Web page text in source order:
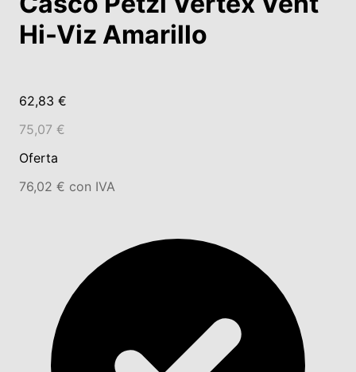
Hi-Viz Amarillo
62,83 €
75,07 €
Oferta
76,02 € con IVA